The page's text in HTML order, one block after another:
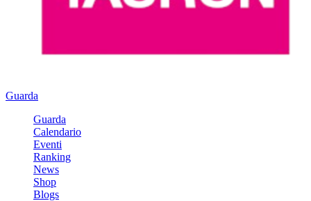
Guarda
Guarda
Calendario
Eventi
Ranking
News
Shop
Blogs